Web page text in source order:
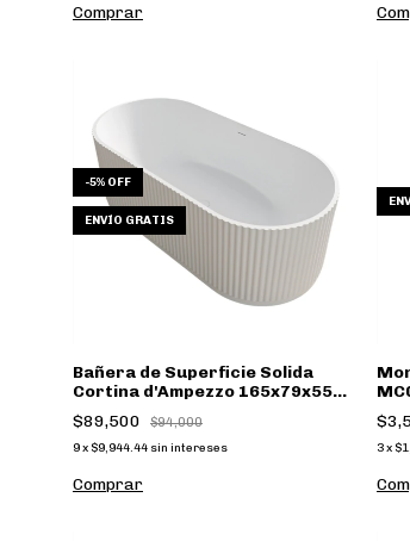
Comprar
-5% OFF
ENVÍO GRATIS
Bañera de Superficie Solida
Cortina d'Ampezzo 165x79x55
White Design
$89,500 $94,000
9x $9,944.44 sin intereses
Comprar
3x